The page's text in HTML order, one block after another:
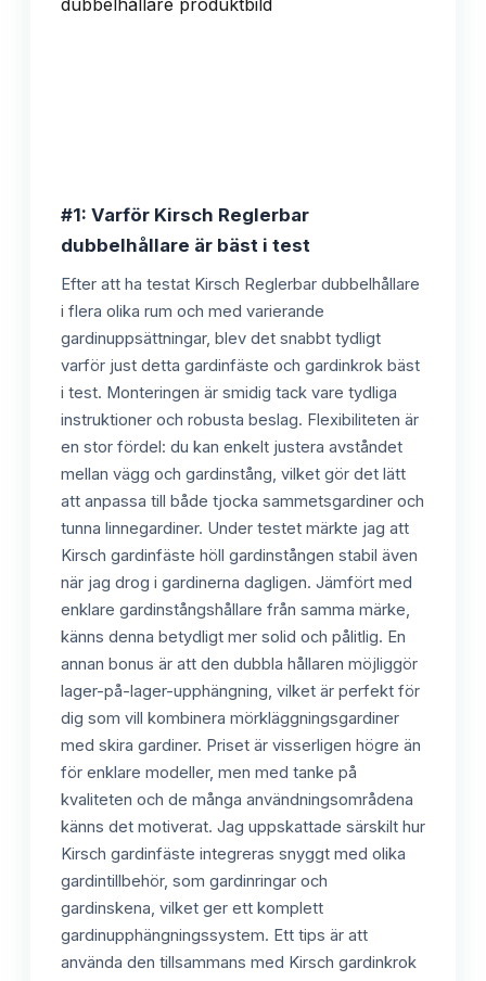
#1: Varför Kirsch Reglerbar
dubbelhållare är bäst i test
Efter att ha testat Kirsch Reglerbar dubbelhållare
i flera olika rum och med varierande
gardinuppsättningar, blev det snabbt tydligt
varför just detta gardinfäste och gardinkrok bäst
i test. Monteringen är smidig tack vare tydliga
instruktioner och robusta beslag. Flexibiliteten är
en stor fördel: du kan enkelt justera avståndet
mellan vägg och gardinstång, vilket gör det lätt
att anpassa till både tjocka sammetsgardiner och
tunna linnegardiner. Under testet märkte jag att
Kirsch gardinfäste höll gardinstången stabil även
när jag drog i gardinerna dagligen. Jämfört med
enklare gardinstångshållare från samma märke,
känns denna betydligt mer solid och pålitlig. En
annan bonus är att den dubbla hållaren möjliggör
lager-på-lager-upphängning, vilket är perfekt för
dig som vill kombinera mörkläggningsgardiner
med skira gardiner. Priset är visserligen högre än
för enklare modeller, men med tanke på
kvaliteten och de många användningsområdena
känns det motiverat. Jag uppskattade särskilt hur
Kirsch gardinfäste integreras snyggt med olika
gardintillbehör, som gardinringar och
gardinskena, vilket ger ett komplett
gardinupphängningssystem. Ett tips är att
använda den tillsammans med Kirsch gardinkrok